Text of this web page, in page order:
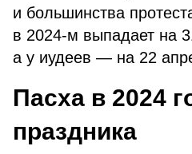
и большинства
в 2024-м выпадает на
а у иудеев — на 22
Пасха в 2024
праздника